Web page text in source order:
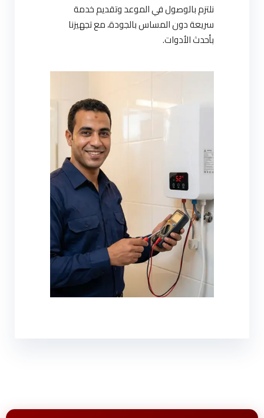
نلتزم بالوصول في الموعد وتقديم خدمة
سريعة دون المساس بالجودة، مع تجهيزنا
بأحدث الأدوات.